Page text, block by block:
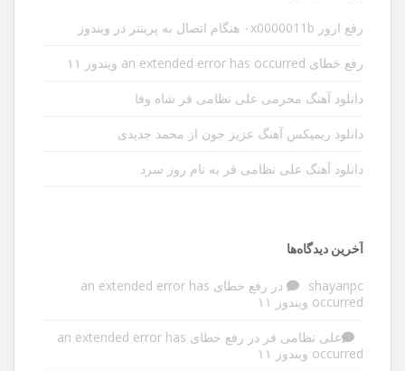
رفع ارور ۰x0000011b هنگام اتصال به پرینتر در ویندوز
رفع خطای an extended error has occurred ویندوز ۱۱
دانلود آهنگ محرمی علی نظامی فر شاه وفا
دانلود ریمیکس آهنگ عزیز جون از محمد جدیدی
دانلود آهنگ علی نظامی فر به نام روز سرد
آخرین دیدگاه‌ها
shayanpc در
رفع خطای an extended error has
occurred ویندوز ۱۱
علی نظامی فر در
رفع خطای an extended error has
occurred ویندوز ۱۱